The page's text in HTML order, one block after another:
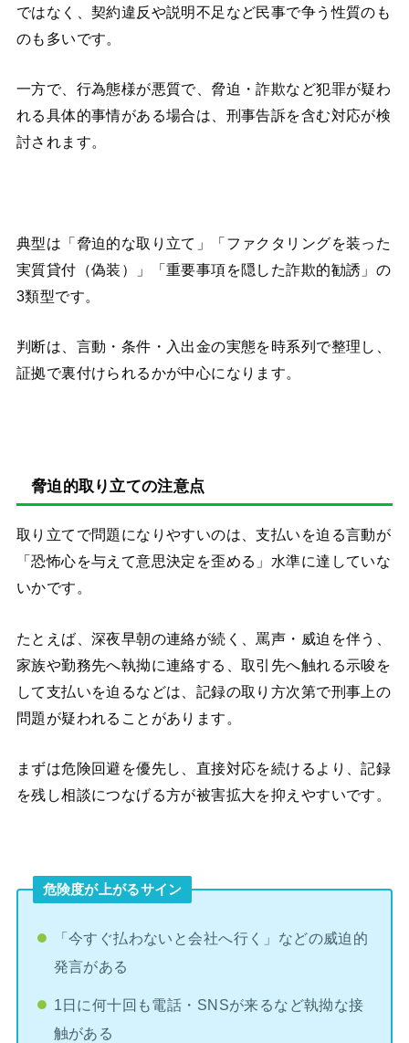
ではなく、契約違反や説明不足など民事で争う性質のも
のも多いです。
一方で、行為態様が悪質で、脅迫・詐欺など犯罪が疑わ
れる具体的事情がある場合は、刑事告訴を含む対応が検
討されます。
典型は「脅迫的な取り立て」「ファクタリングを装った
実質貸付（偽装）」「重要事項を隠した詐欺的勧誘」の
3類型です。
判断は、言動・条件・入出金の実態を時系列で整理し、
証拠で裏付けられるかが中心になります。
脅迫的取り立ての注意点
取り立てで問題になりやすいのは、支払いを迫る言動が
「恐怖心を与えて意思決定を歪める」水準に達していな
いかです。
たとえば、深夜早朝の連絡が続く、罵声・威迫を伴う、
家族や勤務先へ執拗に連絡する、取引先へ触れる示唆を
して支払いを迫るなどは、記録の取り方次第で刑事上の
問題が疑われることがあります。
まずは危険回避を優先し、直接対応を続けるより、記録
を残し相談につなげる方が被害拡大を抑えやすいです。
危険度が上がるサイン
「今すぐ払わないと会社へ行く」などの威迫的
発言がある
1日に何十回も電話・SNSが来るなど執拗な接
触がある